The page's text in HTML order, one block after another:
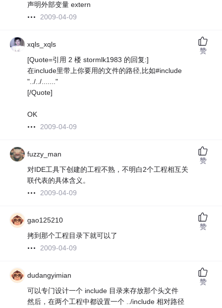
声明外部变量 extern
2009-04-09
xqls_xqls
[Quote=引用 2 楼 stormlk1983 的回复:]
在include里带上你要用的文件的路径,比如#include
"../../......."
[/Quote]
OK
2009-04-09
赞
fuzzy_man
对IDE工具下创建的工程不熟，不明白2个工程相互关
联代表的具体含义。
2009-04-09
赞
gao125210
拷到那个工程目录下就可以了
2009-04-09
赞
dudangyimian
可以专门设计一个 include 目录来存放那个头文件
然后，在两个工程中都设置一个 ../include 相对路径
赞